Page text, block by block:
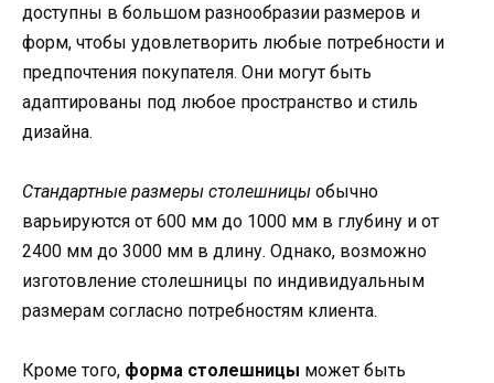
доступны в большом разнообразии размеров и
форм, чтобы удовлетворить любые потребности и
предпочтения покупателя. Они могут быть
адаптированы под любое пространство и стиль
дизайна.
Стандартные размеры столешницы обычно
варьируются от 600 мм до 1000 мм в глубину и от
2400 мм до 3000 мм в длину. Однако, возможно
изготовление столешницы по индивидуальным
размерам согласно потребностям клиента.
Кроме того, форма столешницы может быть